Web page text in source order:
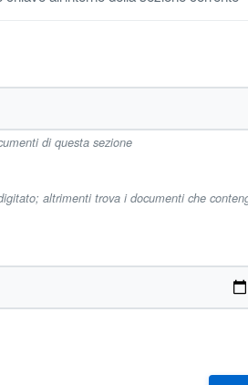
di questa sezione
altrimenti trova i documenti che